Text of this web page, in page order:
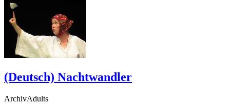
(Deutsch) Nachtwandler
ArchivAdults